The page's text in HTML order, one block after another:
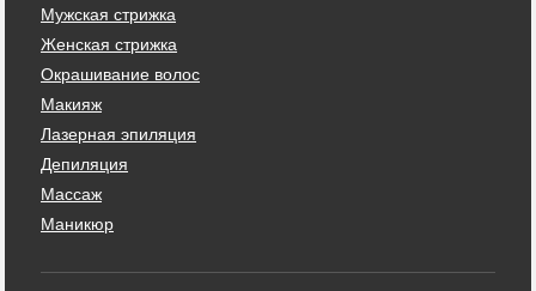
Мужская стрижка
Женская стрижка
Окрашивание волос
Макияж
Лазерная эпиляция
Депиляция
Массаж
Маникюр